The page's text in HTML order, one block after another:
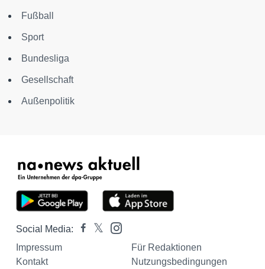
Fußball
Sport
Bundesliga
Gesellschaft
Außenpolitik
Social Media:
Impressum
Für Redaktionen
Kontakt
Nutzungsbedingungen